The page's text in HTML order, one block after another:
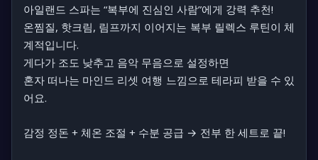
아일랜드 스파는 “복부에 진심인 사람”에게 강력 추천!
온찜질, 핫크림, 림프까지 이어지는 복부 릴렉스 루틴이 체
계적입니다.
게다가 조도 낮추고 음악 무음으로 설정하면
혼자 떠나는 마인드 리셋 여행 느낌으로 테라피 받을 수 있
어요.
감정 정돈 + 체온 조절 + 수분 공급 → 전부 한 세트로 끝!